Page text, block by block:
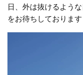
日、外は抜けるよう
をお待ちしております